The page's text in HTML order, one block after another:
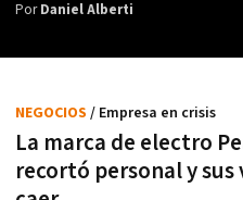
PorDaniel Alberti
La marca de electro
recortó personal y sus
NEGOCIOS / Empresa en crisis